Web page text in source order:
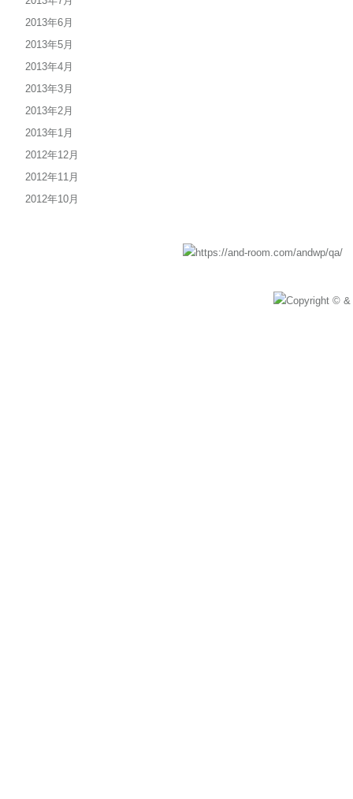
2013年6月
2013年5月
2013年4月
2013年3月
2013年2月
2013年1月
2012年12月
2012年11月
2012年10月